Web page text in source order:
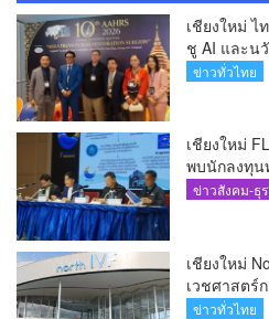
เชียงใหม่ ไ
ชู AI และน
Medical
ข่าวทั่วไทย
เชียงใหม่
พบนักลงทุน
ผู้นำธุรกิจร
ข่าวสังคม-ธุ
เชียงใหม่
เวชศาสตร์
ระดับเชียง
ข่าวทั่วไทย